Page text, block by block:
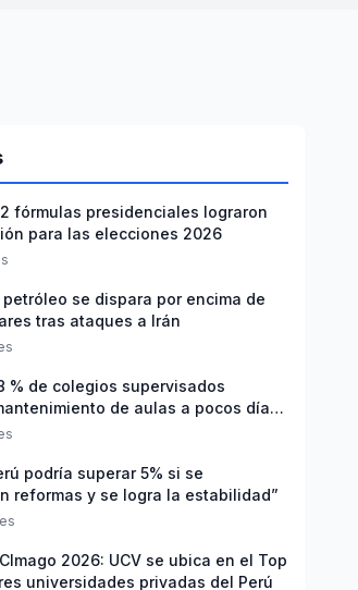
fórmulas presidenciales lograron
para las elecciones 2026
petróleo se dispara por encima de
tras ataques a Irán
% de colegios supervisados
de aulas a pocos días
año escolar 2026
podría superar 5% si se
reformas y se logra la estabilidad”
2026: UCV se ubica en el Top
universidades privadas del Perú